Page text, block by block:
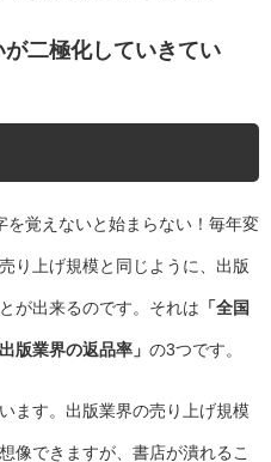
二極化していきてい
覚えないと始まらない！毎年変
り上げ規模と同じように、出版
が出来るのです。それは 「全国
版業界の返品率」 の3つです。
ます。出版業界の売り上げ規模
像できますが、書店が潰れるこ